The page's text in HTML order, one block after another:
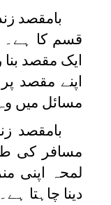
بامقصد
قسم کا ہے۔
ایک مقصد
اپنے مقصد
مسائل میں
بامقصد
مسافر کی
لمحہ اپنی
دینا چاہتا